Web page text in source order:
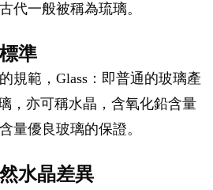
代一般被稱為琉璃。
準
規範，Glass：即普通的玻璃產
，亦可稱水晶，含氧化鉛含量
量優良玻璃的保證。
水晶差異